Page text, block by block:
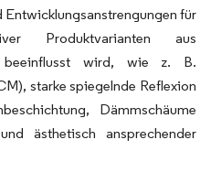
Entwicklungsanstrengungen für
Produktvarianten aus
beeinflusst wird, wie z. B.
starke spiegelnde Reflexion
Dämmschäume
ästhetisch ansprechender